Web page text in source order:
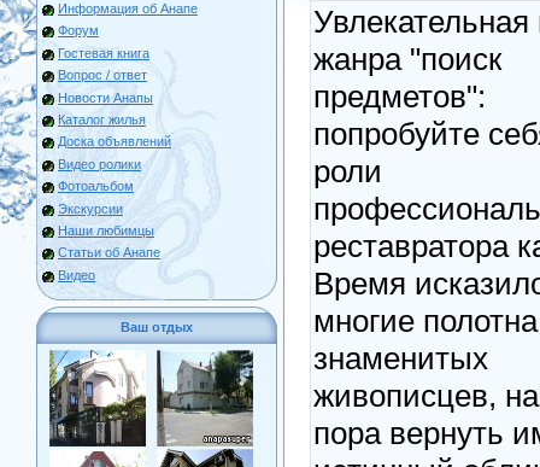
Информация об Анапе
Форум
Гостевая книга
Вопрос / ответ
Новости Анапы
Каталог жилья
Доска объявлений
Видео ролики
Фотоальбом
Экскурсии
Наши любимцы
Статьи об Анапе
Видео
Ваш отдых
Увлекательная
жанра "поиск
предметов":
попробуйте
роли
реставратора
Время
многие полотна
знаменитых
живописцев,
пора вернуть